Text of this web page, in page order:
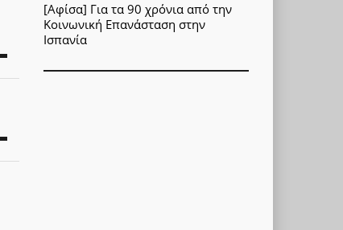
[Αφίσα] Για τα 90 χρόνια από την
Κοινωνική Επανάσταση στην
Ισπανία